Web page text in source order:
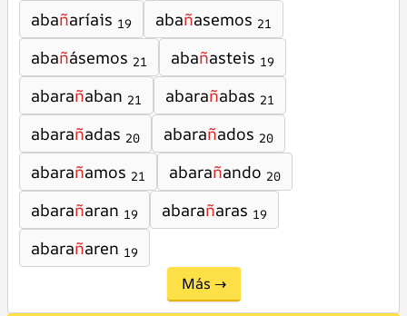
abañaríais 19 abañasemos 21
abañásemos 21 abañasteis 19
abarañaban 21 abarañabas 21
abarañadas 20 abarañados 20
abarañamos 21 abarañando 20
abarañaran 19 abarañaras 19
abarañaren 19
Más →